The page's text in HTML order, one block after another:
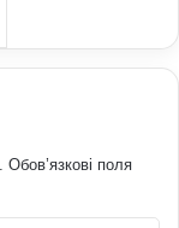
Обов’язкові поля